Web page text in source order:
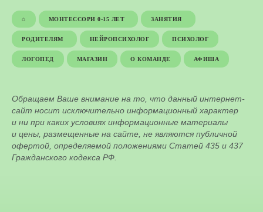
⌂ МОНТЕССОРИ 0-15 ЛЕТ ЗАНЯТИЯ
РОДИТЕЛЯМ НЕЙРОПСИХОЛОГ ПСИХОЛОГ
ЛОГОПЕД МАГАЗИН О КОМАНДЕ АФИША
Обращаем Ваше внимание на то, что данный интернет-
сайт носит исключительно информационный характер
и ни при каких условиях информационные материалы
и цены, размещенные на сайте, не являются публичной
офертой, определяемой положениями Статей 435 и 437
Гражданского кодекса РФ.